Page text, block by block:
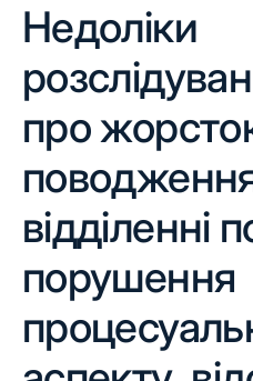
Недоліки
про
відділенні
порушення